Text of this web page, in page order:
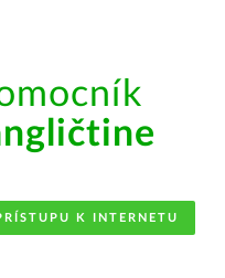
K INTERNETU